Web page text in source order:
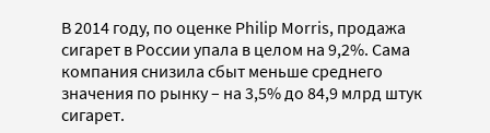
В 2014 году, по оценке Philip Morris, продажа
сигарет в России упала в целом на 9,2%. Сама
компания снизила сбыт меньше среднего
значения по рынку – на 3,5% до 84,9 млрд штук
сигарет.